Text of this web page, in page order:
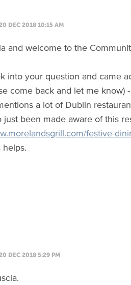
DEC 2018 10:15 AM
and welcome to the
into your question and came
come back and let me know) -
a lot of Dublin
just been made aware of this
festive-
DEC 2018 5:29 PM